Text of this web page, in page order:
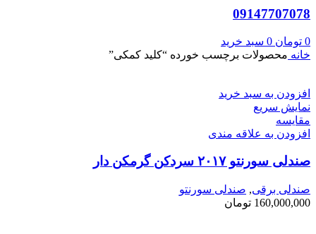
09147707078
0 تومان 0 سبد خرید
خانه محصولات برچسب خورده “کلید کمکی”
افزودن به سبد خرید
نمایش سریع
مقايسه
افزودن به علاقه مندی
صندلی سورنتو ۲۰۱۷ سردکن گرمکن دار
صندلی برقی, صندلی سورنتو
160,000,000 تومان